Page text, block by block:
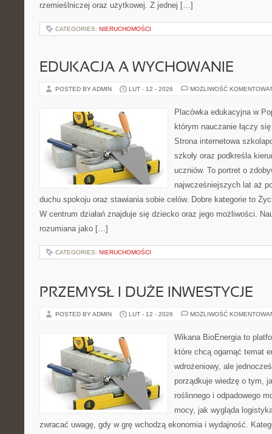
rzemieślniczej oraz użytkowej. Z jednej […]
CATEGORIES: NIERUCHOMOŚCI
EDUKACJA A WYCHOWANIE
POSTED BY ADMIN LUT - 12 - 2026 MOŻLIWOŚĆ
Placówka edukacyjna w
którym nauczanie łączy
Strona internetowa
szkoły oraz podkreśla
uczniów. To portret o
najwcześniejszych lat aż
duchu spokoju oraz stawiania sobie celów. Dobre kategorie to
W centrum działań znajduje się dziecko oraz jego możliwości.
rozumiana jako […]
CATEGORIES: NIERUCHOMOŚCI
PRZEMYSŁ I DUŻE INWESTYCJE
POSTED BY ADMIN LUT - 12 - 2026 MOŻLIWOŚĆ
Wikana BioEnergia to
które chcą ogarnąć temat
wdrożeniowy, ale
porządkuje wiedzę o tym,
roślinnego i odpadowego
mocy, jak wygląda
zwracać uwagę, gdy w grę wchodzą ekonomia i wydajność.